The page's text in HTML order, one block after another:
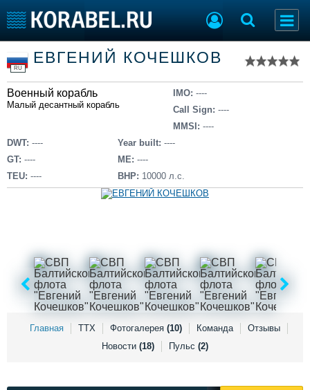
Тип судна
Добавить судно
Добавить проект
Последние 100
Пульс
Новости
Компании
Репутация
Реклама
Торговая площадка
Доска объявлений
Продажа флота
Оборудование
Изделия
Конференции
Личности
Флот
Форум
Отзывы
RU
ЕВГЕНИЙ КОЧЕШКОВ
Военный корабль
Малый десантный корабль
IMO: ----
Call Sign: ----
MMSI: ----
DWT: ----
GT: ----
TEU: ----
Year built: ----
ME: ----
BHP: 10000 л.с.
Главная ТТХ Фотогалерея (10) Команда
Отзывы
Новости (18) Пульс (2)